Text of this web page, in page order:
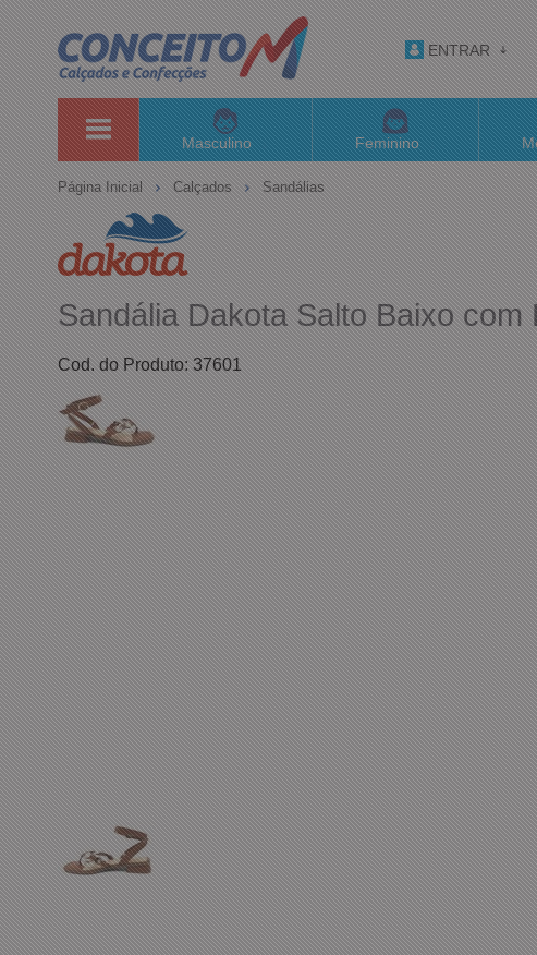
ENTRAR
Masculino Feminino
Página Inicial Calçados Sandálias
Sandália Dakota Salto Baixo
Cod. do Produto: 37601